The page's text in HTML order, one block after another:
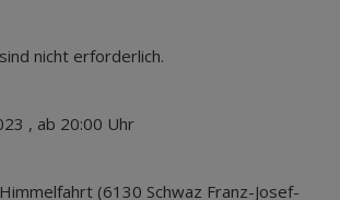
sind nicht erforderlich.
, ab 20:00 Uhr
(6130 Schwaz Franz-Josef-